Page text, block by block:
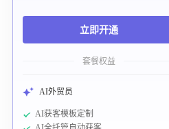
立即开通
套餐权益
AI外贸员
AI获客模板定制